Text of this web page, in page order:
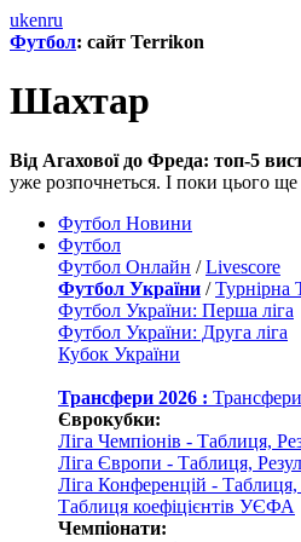
ukenru
Футбол: сайт Terrikon
Шахтар
Від Агахової до Фреда: топ-5
уже розпочнеться. І поки цього
Футбол Новини
Футбол
Футбол Онлайн /Livescore
Футбол України /Турнірна
Футбол України: Перша ліга
Футбол України: Друга ліга
Кубок України
Трансфери 2026 :
Єврокубки:
Ліга Чемпіонів - Таблиця,
Ліга Європи - Таблиця,
Ліга Конференцій - Таблиця,
Таблиця коефіцієнтів УЄФА
Чемпіонати: